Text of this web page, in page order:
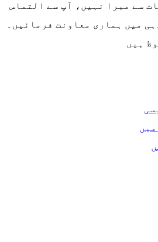
سے مبرا نہیں، آپ سے التماس
میں ہماری معاونت فرمائیں۔